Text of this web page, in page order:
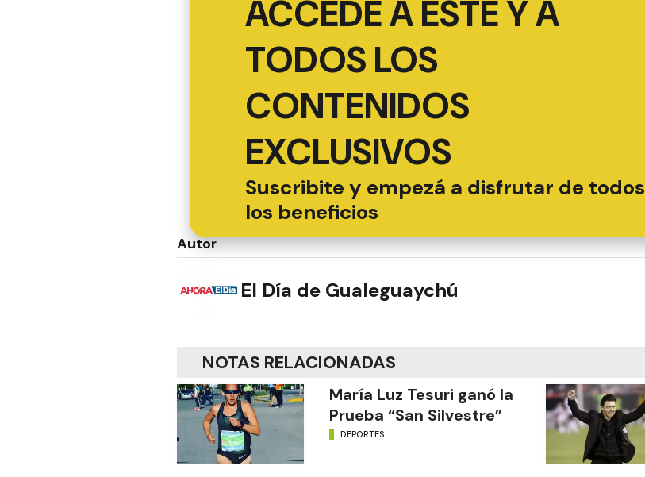
ACCEDÉ A ESTE Y A
TODOS LOS
CONTENIDOS
EXCLUSIVOS
Suscribite y empezá a disfrutar de todos
los beneficios
Autor
El Día de Gualeguaychú
NOTAS RELACIONADAS
María Luz Tesuri ganó la
Prueba “San Silvestre”
DEPORTES